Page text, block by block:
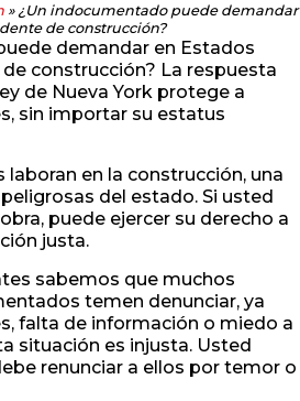
» ¿Un indocumentado puede demandar
de construcción?
demandar en Estados
construcción? La respuesta
de Nueva York protege a
sin importar su estatus
laboran en la construcción, una
del estado. Si usted
puede ejercer su derecho a
justa.
sabemos que muchos
temen denunciar, ya
falta de información o miedo a
situación es injusta. Usted
renunciar a ellos por temor o